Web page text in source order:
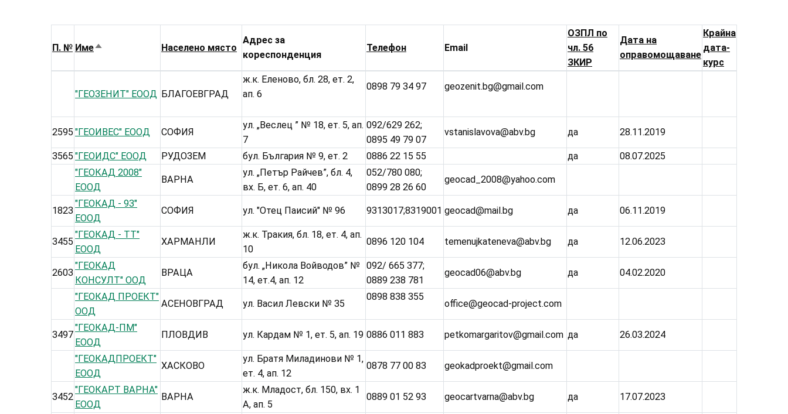
П. № ИмеSort
Населено място
Адрес за
кореспонденция
Телефон Email
ОЗПЛ по
чл. 56
ЗКИР
Дата на
оправомощаване
Крайна
дата-
курс
"ГЕОЗЕНИТ" ЕООД БЛАГОЕВГРАД
ж.к. Еленово, бл. 28, ет. 2,
ап. 6
0898 79 34 97 geozenit.bg@gmail.com
2595 "ГЕОИВЕС" ЕООД СОФИЯ
ул. „Веслец ” № 18, ет. 5, ап.
7
092/629 262;
0895 49 79 07
vstanislavova@abv.bg да 28.11.2019
3565 "ГЕОИДС" ЕООД РУДОЗЕМ бул. България № 9, ет. 2 0886 22 15 55 да
08.07.2025
"ГЕОКАД 2008"
ЕООД
ВАРНА
ул. „Петър Райчев”, бл. 4,
вх. Б, ет. 6, ап. 40
052/780 080;
0899 28 26 60
geocad_2008@yahoo.com
1823
"ГЕОКАД - 93"
ЕООД
СОФИЯ ул. "Отец Паисий" № 96 9313017;8319001 geocad@mail.bg да 06.11.2019
3455
"ГЕОКАД - ТТ"
ЕООД
ХАРМАНЛИ
ж.к. Тракия, бл. 18, ет. 4, ап.
10
0896 120 104 temenujkateneva@abv.bg да 12.06.2023
2603
"ГЕОКАД
КОНСУЛТ" ООД
ВРАЦА
бул. „Никола Войводов” №
14, ет.4, ап. 12
092/ 665 377;
0889 238 781
geocad06@abv.bg да 04.02.2020
"ГЕОКАД ПРОЕКТ"
ООД
АСЕНОВГРАД ул. Васил Левски № 35
0898 838 355
office@geocad-project.com
3497
"ГЕОКАД-ПМ"
ЕООД
ПЛОВДИВ ул. Кардам № 1, ет. 5, ап. 19 0886 011 883 petkomargaritov@gmail.com да 26.03.2024
"ГЕОКАДПРОЕКТ"
ЕООД
ХАСКОВО
ул. Братя Миладинови № 1,
ет. 4, ап. 12
0878 77 00 83 geokadproekt@gmail.com
3452
"ГЕОКАРТ ВАРНА"
ЕООД
ВАРНА
ж.к. Младост, бл. 150, вх. 1
А, ап. 5
0889 01 52 93 geocartvarna@abv.bg да 17.07.2023